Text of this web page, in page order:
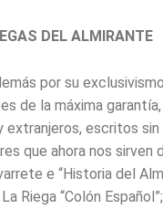
DEL ALMIRANTE
por su
de la máxima
escritos sin
que ahora nos sirven
e “Historia del
Riega “Colón